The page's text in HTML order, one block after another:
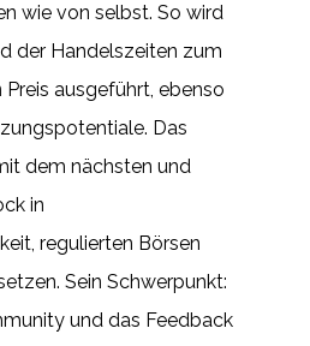
wie von selbst. So wird
der Handelszeiten zum
ausgeführt, ebenso
Das
dem nächsten und
in
regulierten Börsen
Sein Schwerpunkt:
und das Feedback